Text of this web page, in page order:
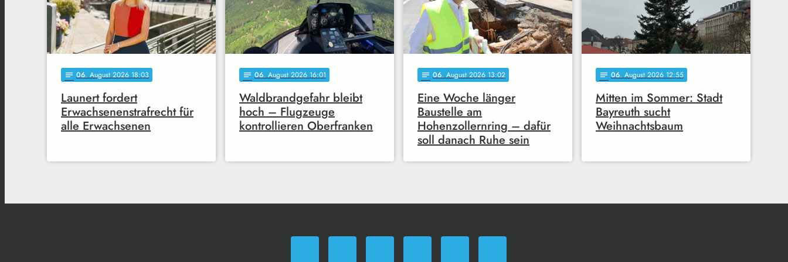
notes 06. August 2026 18:03
Launert fordert
Erwachsenenstrafrecht für
alle Erwachsenen
notes 06. August 2026 16:01
Waldbrandgefahr bleibt
hoch – Flugzeuge
kontrollieren Oberfranken
notes 06. August 2026 13:02
Eine Woche länger
Baustelle am
Hohenzollernring – dafür
soll danach Ruhe sein
notes 06. August 2026 12:55
Mitten im Sommer: Stadt
Bayreuth sucht
Weihnachtsbaum